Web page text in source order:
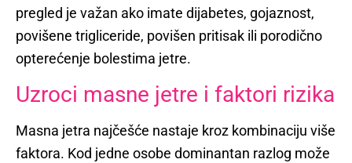
pregled je važan ako imate dijabetes, gojaznost,
povišene trigliceride, povišen pritisak ili porodično
opterećenje bolestima jetre.
Uzroci masne jetre i faktori rizika
Masna jetra najčešće nastaje kroz kombinaciju više
faktora. Kod jedne osobe dominantan razlog može